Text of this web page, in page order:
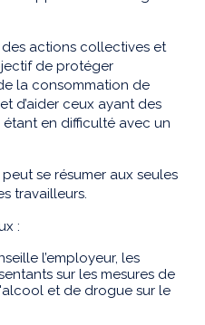
actions collectives et
de protéger
la consommation de
d’aider ceux ayant des
en difficulté avec un
se résumer aux seules
travailleurs.
:
l’employeur, les
sur les mesures de
et de drogue sur le